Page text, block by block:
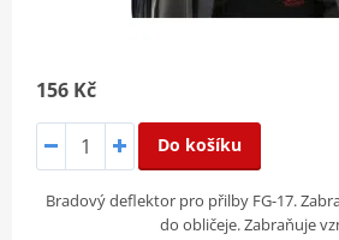
156 Kč
Do košíku
Bradový deflektor pro přilby FG-17.
do obličeje. Zabraňuje